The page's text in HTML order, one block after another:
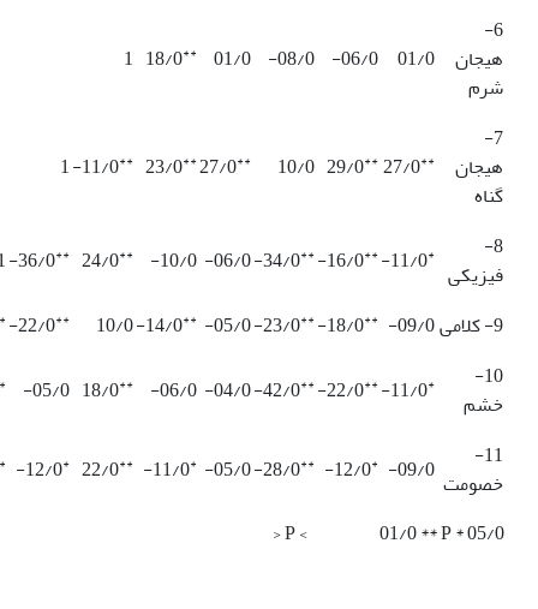
6-
هیجان
شرم
01/0
06/0-
08/0-
01/0
**
18/0
1
7-
هیجان
گناه
**
27/0
**
29/0
10/0
**
27/0
**
23/0
**
11/0-
1
8-
فیزیکی
*
11/0-
**
16/0-
**
34/0-
06/0-
10/0-
**
24/0
**
36/0-
9- کلامی
09/0-
**
18/0-
**
23/0-
05/0-
**
14/0-
10/0
**
22/0-
10-
خشم
*
11/0-
**
22/0-
**
42/0-
04/0-
06/0-
**
18/0
05/0-
11-
خصومت 09/0-
*
12/0-
**
28/0-
05/0-
*
11/0-
**
22/0
*
12/0-
05/0 * P < 01/0 ** P <